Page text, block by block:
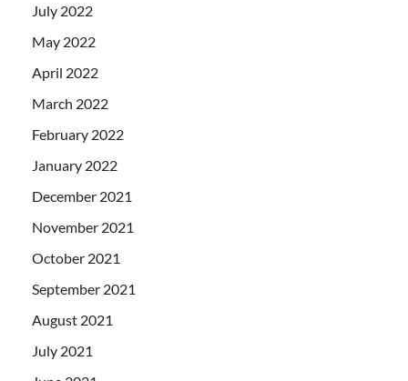
July 2022
May 2022
April 2022
March 2022
February 2022
January 2022
December 2021
November 2021
October 2021
September 2021
August 2021
July 2021